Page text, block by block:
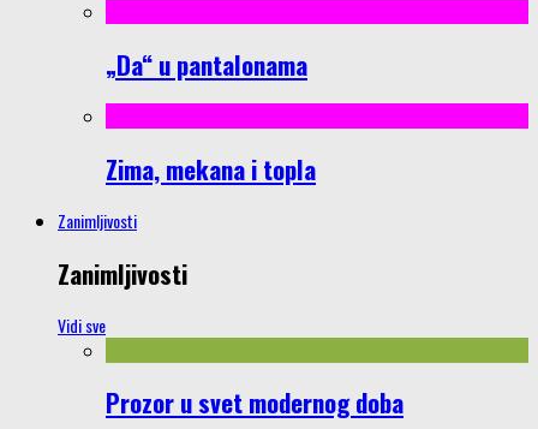
„Da“ u pantalonama
Zima, mekana i topla
Zanimljivosti
Zanimljivosti
Vidi sve
Prozor u svet modernog doba